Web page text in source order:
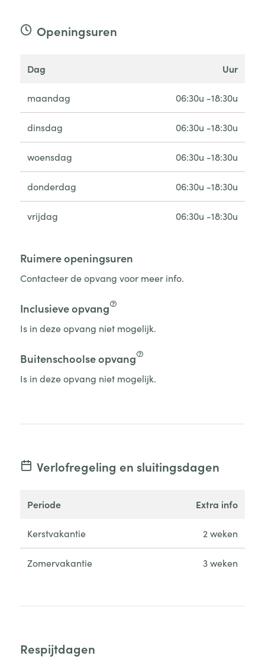
Openingsuren
dag uur
maandag 06:30u -18:30u
dinsdag 06:30u -18:30u
woensdag 06:30u -18:30u
donderdag 06:30u -18:30u
vrijdag 06:30u -18:30u
Ruimere openingsuren
Contacteer de opvang voor meer info.
Inclusieve opvang
Is in deze opvang niet mogelijk.
Buitenschoolse opvang
Is in deze opvang niet mogelijk.
Verlofregeling en sluitingsdagen
periode extra info
Kerstvakantie 2 weken
Zomervakantie 3 weken
Respijtdagen